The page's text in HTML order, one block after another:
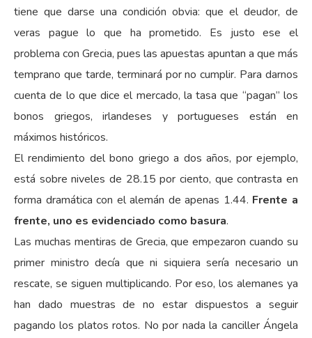
tiene que darse una condición obvia: que el deudor, de
veras pague lo que ha prometido. Es justo ese el
problema con Grecia, pues las apuestas apuntan a que más
temprano que tarde, terminará por no cumplir. Para darnos
cuenta de lo que dice el mercado, la tasa que “pagan” los
bonos griegos, irlandeses y portugueses están en
máximos históricos.
El rendimiento del bono griego a dos años, por ejemplo,
está sobre niveles de 28.15 por ciento, que contrasta en
forma dramática con el alemán de apenas 1.44. Frente a
frente, uno es evidenciado como basura.
Las muchas mentiras de Grecia, que empezaron cuando su
primer ministro decía que ni siquiera sería necesario un
rescate, se siguen multiplicando. Por eso, los alemanes ya
han dado muestras de no estar dispuestos a seguir
pagando los platos rotos. No por nada la canciller Ángela